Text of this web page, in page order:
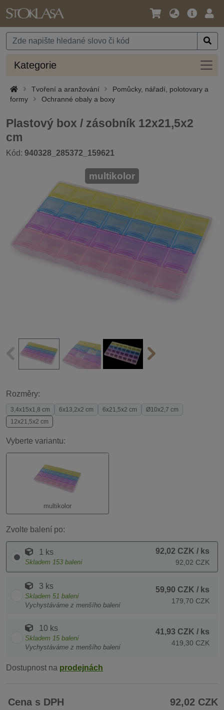
Jazyk
Měna
Hlavní
Kategorie
Tvoření a aranžování
Pomůcky, nářadí, polotovary a
formy
Ochranné obaly a boxy
Plastový box / zásobník 12x21,5x2
cm
Kód: 940328_285372_159621
multikolor
Rozměry:
3,4x15x1,8 cm 6x13,2x2 cm 6x21,5x2 cm
Ø10x2,7 cm
12x21,5x2 cm
Vyberte variantu:
multikolor
Zvolte balení po:
1 ks
Skladem 153 balení
92,02 CZK / ks
92,02 CZK
3 ks
Skladem 51 balení
Vychystáváme z menšího balení
59,90 CZK / ks
179,70 CZK
10 ks
Skladem 15 balení
Vychystáváme z menšího balení
41,93 CZK / ks
419,30 CZK
Dostupnost na prodejnách
Cena s DPH 92,02 CZK